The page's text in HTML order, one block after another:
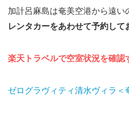
加計呂麻島は奄美空港から遠い
レンタカーをあわせて予約して
楽天トラベルで空室状況を確認
ゼログラヴィティ清水ヴィラ＜